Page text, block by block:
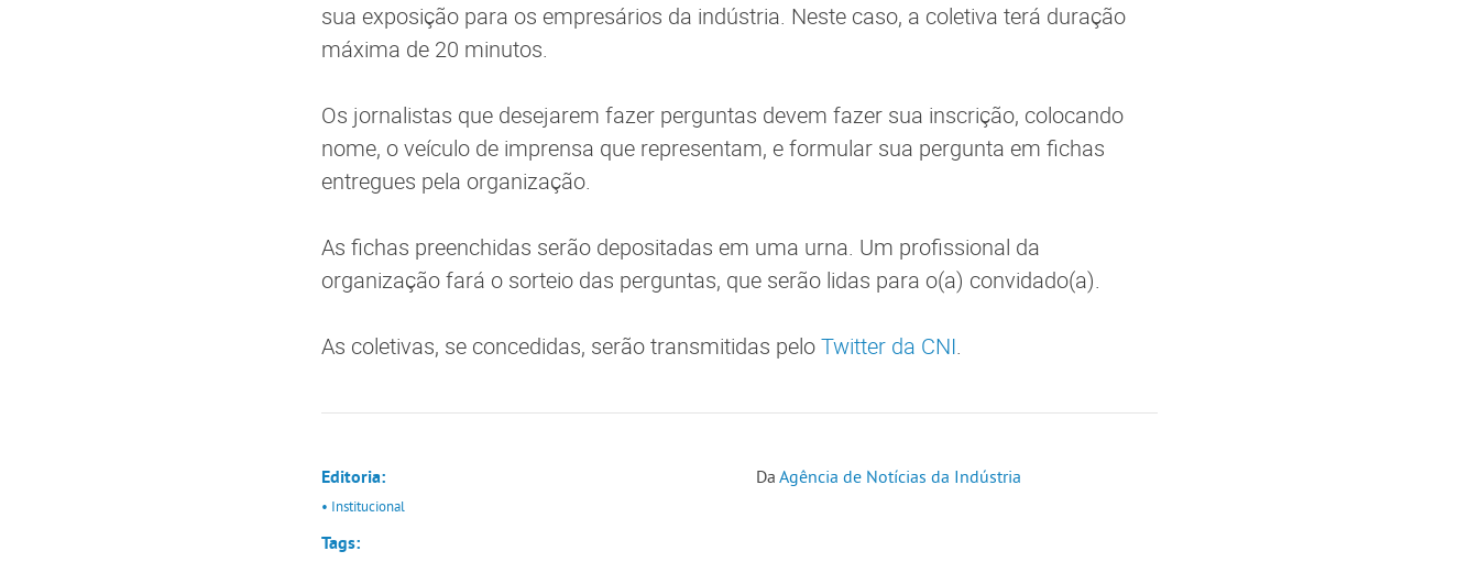
sua exposição para os empresários da indústria. Neste caso, a coletiva terá duração
máxima de 20 minutos.
Os jornalistas que desejarem fazer perguntas devem fazer sua inscrição, colocando
nome, o veículo de imprensa que representam, e formular sua pergunta em fichas
entregues pela organização.
As fichas preenchidas serão depositadas em uma urna. Um profissional da
organização fará o sorteio das perguntas, que serão lidas para o(a) convidado(a).
As coletivas, se concedidas, serão transmitidas peloTwitter da CNI.
Editoria:
• Institucional
Tags:
Da Agência de Notícias da Indústria